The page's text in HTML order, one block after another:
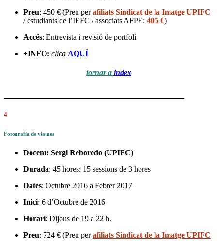
Preu: 450 € (Preu perafiliats Sindicat de la Imatge UPIFC
/ estudiants de l’IEFC / associats AFPE: 405 €)
Accés: Entrevista i revisió de portfoli
+INFO: clica AQUÍ
tornar a index
4
Fotografia de viatges
Docent: Sergi Reboredo (UPIFC)
Durada: 45 hores: 15 sessions de 3 hores
Dates: Octubre 2016 a Febrer 2017
Inici: 6 d’Octubre de 2016
Horari: Dijous de 19 a 22 h.
Preu: 724 € (Preu perafiliats Sindicat de la Imatge UPIFC